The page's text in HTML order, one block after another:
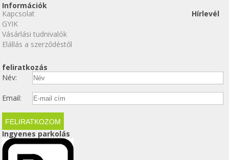
Információk
Kapcsolat
GYIK
Vásárlási tudnivalók
Elállás a szerződéstől
Hírlevél
feliratkozás
Név:
Email:
Ingyenes parkolás